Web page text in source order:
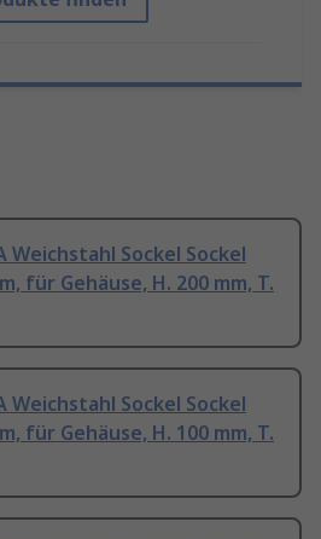
Weichstahl Sockel Sockel
für Gehäuse, H. 200 mm, T.
Weichstahl Sockel Sockel
für Gehäuse, H. 100 mm, T.